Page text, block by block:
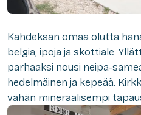
Kahdeksan omaa olutta
belgia, ipoja ja skottiale.
parhaaksi nousi neipa-
hedelmäinen ja kepeää.
vähän mineraalisempi